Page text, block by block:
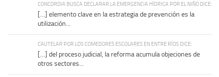
CONCORDIA BUSCA DECLARAR LA EMERGENCIA HÍDRICA POR EL NIÑO DICE:
[…] elemento clave en la estrategia de prevención es la
utilización...
CAUTELAR POR LOS COMEDORES ESCOLARES EN ENTRE RÍOS DICE:
[…] del proceso judicial, la reforma acumula objeciones de
otros sectores...